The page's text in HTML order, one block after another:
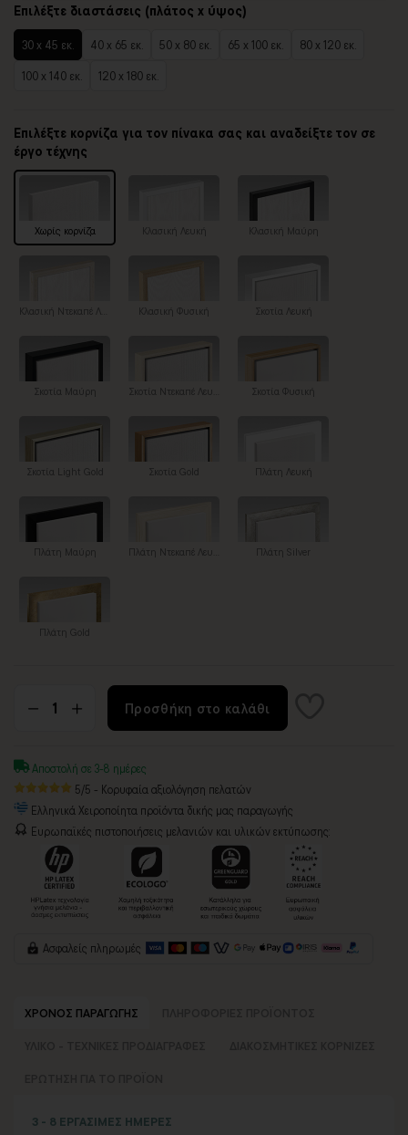
Επιλέξτε διαστάσεις (πλάτος x ύψος)
30 x 45 εκ. 40 x 65 εκ. 50 x 80 εκ. 65 x 100 εκ.
80 x 120 εκ.
100 x 140 εκ.
120 x 180 εκ.
Επιλέξτε κορνίζα για τον πίνακα σας και αναδείξτε τον σε
έργο τέχνης
Χωρίς κορνίζα Κλασική Λευκή Κλασική Μαύρη
Κλασική Φυσική Σκοτία Λευκή
Σκοτία Μαύρη Σκοτία Φυσική
Σκοτία Light Gold Σκοτία Gold Πλάτη Λευκή
Πλάτη Μαύρη Πλάτη Silver
Πλάτη Gold
Προσθήκη στο καλάθι
Αποστολή σε 3-8 ημέρες
5/5 - Κορυφαία αξιολόγηση πελατών
Ελληνικά Χειροποίητα προϊόντα δικής μας παραγωγής
Ευρωπαϊκές πιστοποιήσεις μελανιών και υλικών εκτύπωσης:
Ασφαλείς πληρωμές
ΧΡΟΝΟΣ ΠΑΡΑΓΩΓΗΣ
3 - 8 ΕΡΓΑΣΙΜΕΣ ΗΜΕΡΕΣ